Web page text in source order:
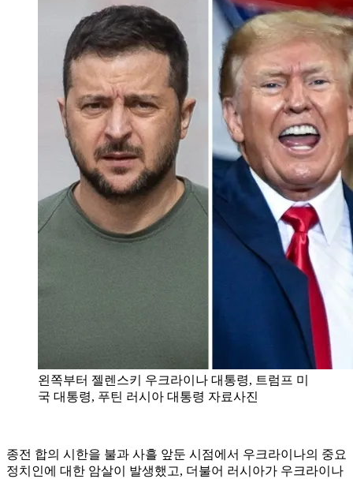
왼쪽부터 젤렌스키 우크라이나 대통령, 트럼프 미
국 대통령, 푸틴 러시아 대통령 자료사진
종전 합의 시한을 불과 사흘 앞둔 시점에서 우크라이나의 중요
정치인에 대한 암살이 발생했고, 더불어 러시아가 우크라이나